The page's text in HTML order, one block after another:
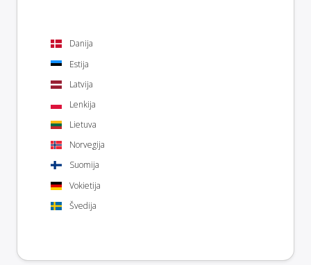
Danija
Estija
Latvija
Lenkija
Lietuva
Norvegija
Suomija
Vokietija
Švedija